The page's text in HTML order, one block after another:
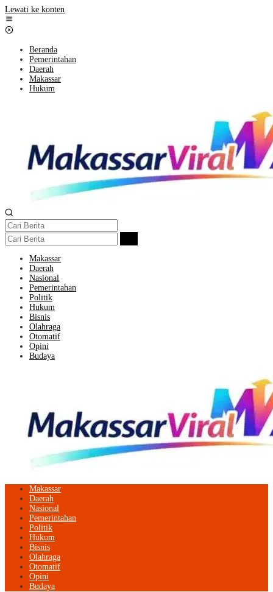
Lewati ke konten
Beranda
Pemerintahan
Daerah
Makassar
Hukum
Makassar
Daerah
Nasional
Pemerintahan
Politik
Hukum
Bisnis
Olahraga
Otomatif
Opini
Budaya
Makassar
Daerah
Nasional
Pemerintahan
Politik
Hukum
Bisnis
Olahraga
Otomatif
Opini
Budaya